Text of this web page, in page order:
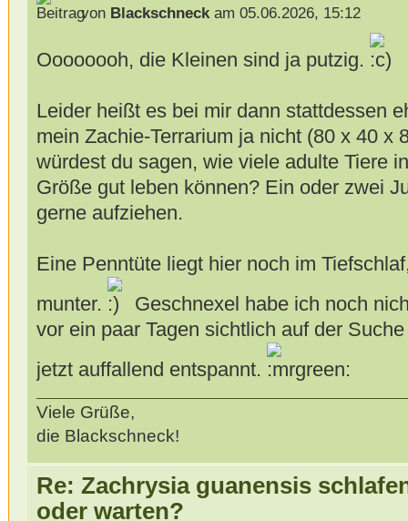
von Blackschneckam 05.06.2026, 15:12
Oooooooh, die Kleinen sind ja putzig.
Leider heißt es bei mir dann stattdessen
mein Zachie-Terrarium ja nicht (80 x 40 x
würdest du sagen, wie viele adulte Tiere
Größe gut leben können? Ein oder zwei
gerne aufziehen.
Eine Penntüte liegt hier noch im
munter.
Geschnexel habe ich noch
vor ein paar Tagen sichtlich auf der
jetzt auffallend entspannt.
Viele Grüße,
die Blackschneck!
Re: Zachrysia guanensis
oder warten?